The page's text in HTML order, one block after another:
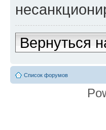
Вернуться
Список форумов